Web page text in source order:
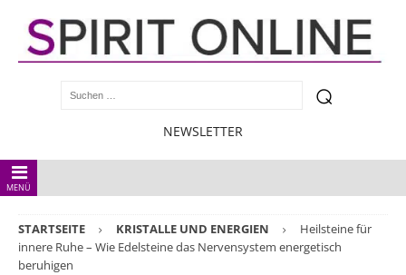
NEWSLETTER
MENÜ
STARTSEITE KRISTALLE UND ENERGIEN
Heilsteine für
innere Ruhe – Wie Edelsteine das Nervensystem energetisch
beruhigen